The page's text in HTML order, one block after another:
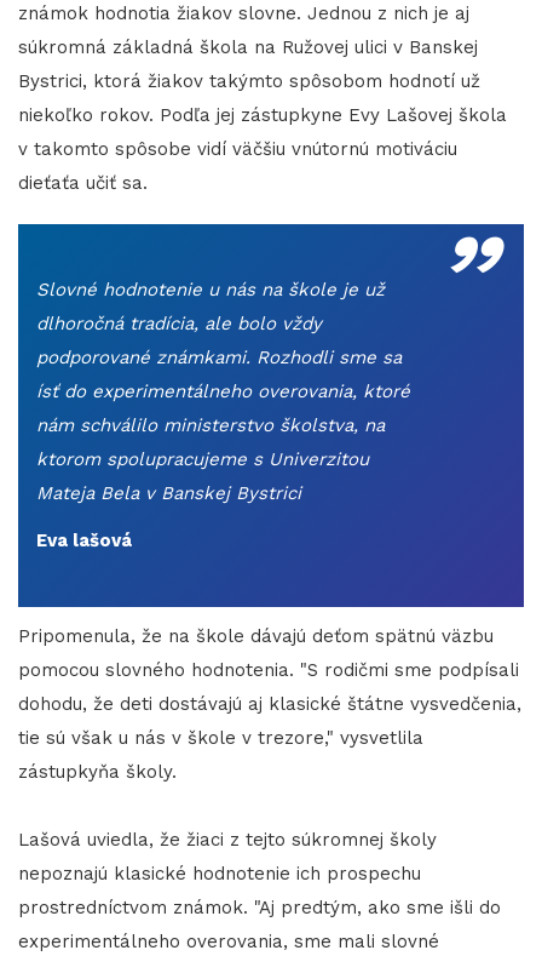
známok hodnotia žiakov slovne. Jednou z nich je aj
súkromná základná škola na Ružovej ulici v Banskej
Bystrici, ktorá žiakov takýmto spôsobom hodnotí už
niekoľko rokov. Podľa jej zástupkyne Evy Lašovej škola
v takomto spôsobe vidí väčšiu vnútornú motiváciu
dieťaťa učiť sa.
„
Slovné hodnotenie u nás na škole je už
dlhoročná tradícia, ale bolo vždy
podporované známkami. Rozhodli sme sa
ísť do experimentálneho overovania, ktoré
nám schválilo ministerstvo školstva, na
ktorom spolupracujeme s Univerzitou
Mateja Bela v Banskej Bystrici
Eva lašová
Pripomenula, že na škole dávajú deťom spätnú väzbu
pomocou slovného hodnotenia. "S rodičmi sme podpísali
dohodu, že deti dostávajú aj klasické štátne vysvedčenia,
tie sú však u nás v škole v trezore," vysvetlila
zástupkyňa školy.
Lašová uviedla, že žiaci z tejto súkromnej školy
nepoznajú klasické hodnotenie ich prospechu
prostredníctvom známok. "Aj predtým, ako sme išli do
experimentálneho overovania, sme mali slovné